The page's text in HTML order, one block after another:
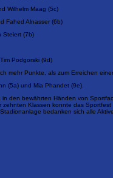
Wilhelm Maag (5c)
Fahed Alnasser (6b)
Steiert (7b)
Podgorski (9d)
mehr Punkte, als zum Erreichen
(5a) und Mia Phandet (9e).
den bewährten Händen von
zehnten Klassen konnte das
bedanken sich alle